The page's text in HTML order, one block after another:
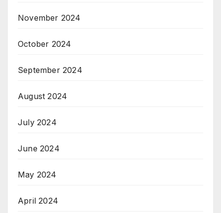
November 2024
October 2024
September 2024
August 2024
July 2024
June 2024
May 2024
April 2024